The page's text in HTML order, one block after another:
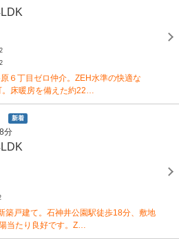
2
2
６丁目ゼロ仲介。ZEH水準の快適な
床暖房を備えた約22…
新着
分
築戸建て。石神井公園駅徒歩18分、敷地
当たり良好です。Z…